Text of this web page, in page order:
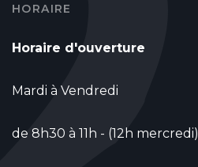
HORAIRE
Horaire d'ouverture
Mardi à Vendredi
de 8h30 à 11h - (12h mercredi)